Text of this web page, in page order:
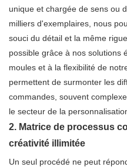
unique et chargée de sens ou
milliers d'exemplaires, nous
souci du détail et la même
possible grâce à nos solutions
moules et à la flexibilité de
permettent de surmonter les
commandes, souvent
le secteur de la
2. Matrice de processus
créativité illimitée
Un seul procédé ne peut